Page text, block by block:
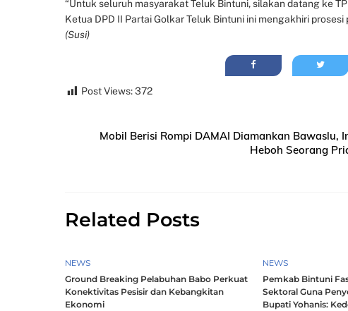
“Untuk seluruh masyarakat Teluk Bintuni, silakan datang ke
Ketua DPD II Partai Golkar Teluk Bintuni ini mengakhiri
(Susi)
Post Views:372
Mobil Berisi Rompi DAMAI Diamankan Bawaslu,
Heboh Seorang
Related Posts
NEWS
Ground Breaking Pelabuhan Babo Perkuat
Konektivitas Pesisir dan Kebangkitan
Ekonomi
NEWS
Pemkab Bintuni
Sektoral Guna
Bupati Yohanis: